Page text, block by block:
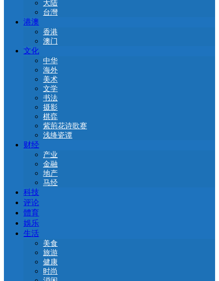
大陆
台灣
港澳
香港
澳门
文化
中华
海外
美术
文学
书法
摄影
棋弈
紫荊花诗歌赛
浅绛瓷谭
财经
产业
金融
地产
马经
科技
评论
體育
娛乐
生活
美食
旅游
健康
时尚